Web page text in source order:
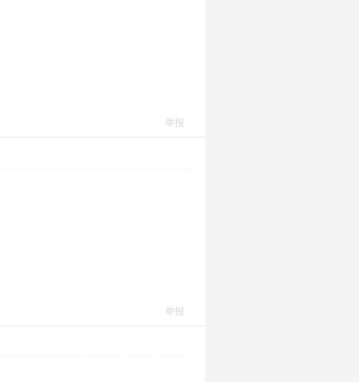
举报
举报